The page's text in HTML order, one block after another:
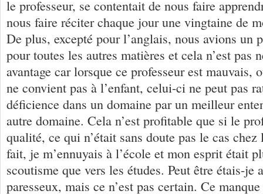
le professeur, se contentait de nous faire
nous faire réciter chaque jour une vingtaine de
De plus, excepté pour l’anglais, nous avions un
pour toutes les autres matières et cela n’est pas
avantage car lorsque ce professeur est mauvais,
ne convient pas à l’enfant, celui-ci ne peut pas
déficience dans un domaine par un meilleur
autre domaine. Cela n’est profitable que si le
qualité, ce qui n’était sans doute pas le cas
fait, je m’ennuyais à l’école et mon esprit était
scoutisme que vers les études. Peut être étais-je
paresseux, mais ce n’est pas certain. Ce